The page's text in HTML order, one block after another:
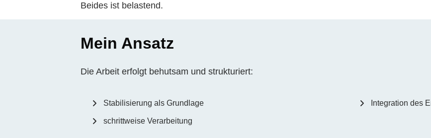
Beides ist belastend.
Mein Ansatz
Die Arbeit erfolgt behutsam und strukturiert:
Stabilisierung als Grundlage
schrittweise Verarbeitung
Integration des